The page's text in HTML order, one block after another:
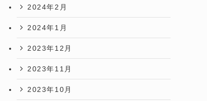
2024年2月
2024年1月
2023年12月
2023年11月
2023年10月